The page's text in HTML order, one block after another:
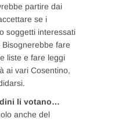
partire dai
se i
soggetti interessati
fare
liste e fare leggi
ai vari Cosentino,
li votano…
anche del